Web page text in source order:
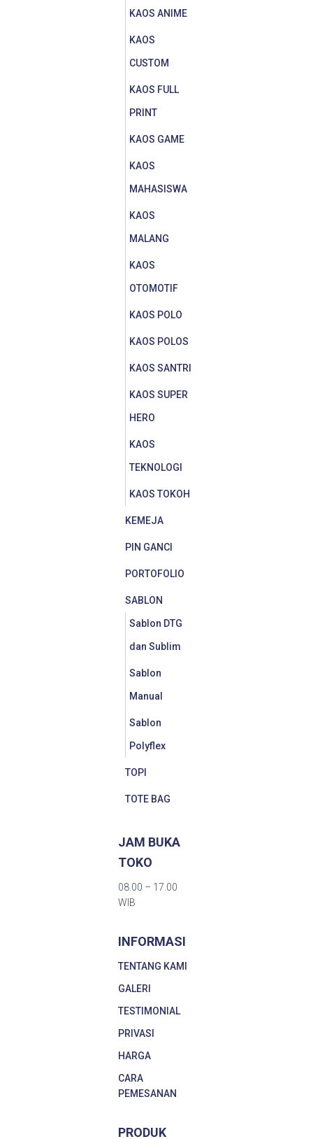
KAOS ANIME
KAOS
CUSTOM
KAOS FULL
PRINT
KAOS GAME
KAOS
MAHASISWA
KAOS
MALANG
KAOS
OTOMOTIF
KAOS POLO
KAOS POLOS
KAOS SANTRI
KAOS SUPER
HERO
KAOS
TEKNOLOGI
KAOS TOKOH
KEMEJA
PIN GANCI
PORTOFOLIO
SABLON
Sablon DTG
dan Sublim
Sablon
Manual
Sablon
Polyflex
TOPI
TOTE BAG
JAM BUKA
TOKO
08.00 – 17.00
WIB
INFORMASI
TENTANG KAMI
GALERI
TESTIMONIAL
PRIVASI
HARGA
CARA
PEMESANAN
PRODUK